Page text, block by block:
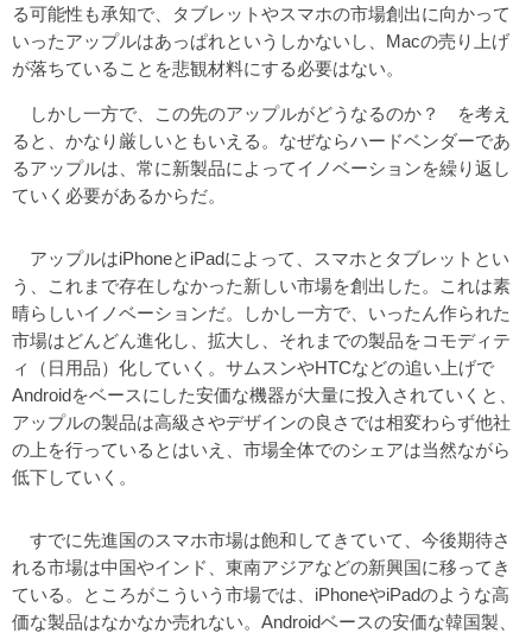
る可能性も承知で、タブレットやスマホの市場創出に向かって
いったアップルはあっぱれというしかないし、Macの売り上げ
が落ちていることを悲観材料にする必要はない。
しかし一方で、この先のアップルがどうなるのか？ を考え
ると、かなり厳しいともいえる。なぜならハードベンダーであ
るアップルは、常に新製品によってイノベーションを繰り返し
ていく必要があるからだ。
アップルはiPhoneとiPadによって、スマホとタブレットとい
う、これまで存在しなかった新しい市場を創出した。これは素
晴らしいイノベーションだ。しかし一方で、いったん作られた
市場はどんどん進化し、拡大し、それまでの製品をコモディテ
ィ（日用品）化していく。サムスンやHTCなどの追い上げで
Androidをベースにした安価な機器が大量に投入されていくと、
アップルの製品は高級さやデザインの良さでは相変わらず他社
の上を行っているとはいえ、市場全体でのシェアは当然ながら
低下していく。
すでに先進国のスマホ市場は飽和してきていて、今後期待さ
れる市場は中国やインド、東南アジアなどの新興国に移ってき
ている。ところがこういう市場では、iPhoneやiPadのような高
価な製品はなかなか売れない。Androidベースの安価な韓国製、